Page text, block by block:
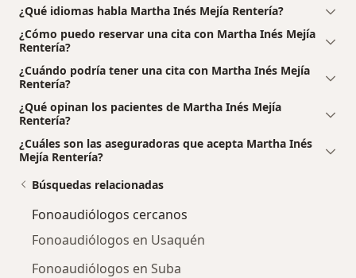
¿Qué idiomas habla Martha Inés Mejía Rentería?
¿Cómo puedo reservar una cita con Martha Inés Mejía
Rentería?
¿Cuándo podría tener una cita con Martha Inés Mejía
Rentería?
¿Qué opinan los pacientes de Martha Inés Mejía
Rentería?
¿Cuáles son las aseguradoras que acepta Martha Inés
Mejía Rentería?
Búsquedas relacionadas
Fonoaudiólogos cercanos
Fonoaudiólogos en Usaquén
Fonoaudiólogos en Suba